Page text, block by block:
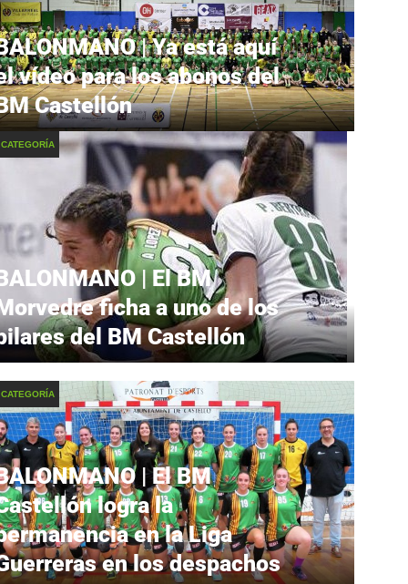
| Ya está aquí
vídeo para los abonos del
Castellón
| El BM
ficha a uno de los
del BM Castellón
| El BM
logra la
en la Liga
en los despachos